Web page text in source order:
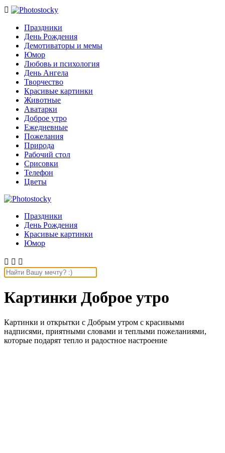

Праздники
День Рождения
Демотиваторы и мемы
Юмор
Любовь и психология
День Ангела
Творчество
Красивые картинки
Животные
Аватарки
Доброе утро
Ежедневные
Пожелания
Природа
Рабочий стол
Срисовки
Телефон
Цветы
Праздники
День Рождения
Красивые картинки
Юмор
  
Картинки Доброе утро
Картинки и открытки с Добрым утром с красивыми
надписями, приятными словами и теплыми пожеланиями,
которые подарят тепло и радостное настроение